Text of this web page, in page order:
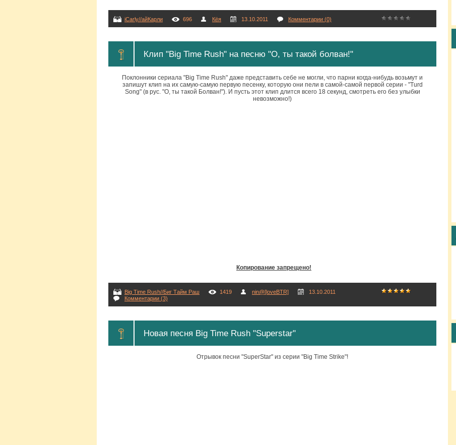
iCarly//айКарли 696 Кёя 13.10.2011 Комментарии (0)
Клип "Big Time Rush" на песню "О, ты такой болван!"
Поклонники сериала "Big Time Rush" даже представить себе не могли, что парни когда-нибудь возьмут и
запишут клип на их самую-самую первую песенку, которую они пели в самой-самой первой серии - "Turd
Song" (в рус. "О, ты такой Болван!"). И пусть этот клип длится всего 18 секунд, смотреть его без улыбки
невозможно!)
Копирование запрещено!
Big Time Rush//Биг Тайм Раш 1419 nin@[loveBTR]
13.10.2011
Комментарии (3)
Новая песня Big Time Rush "Superstar"
Отрывок песни "SuperStar" из серии "Big Time Strike"!